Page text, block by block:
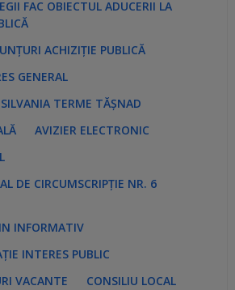
FAC OBIECTUL ADUCERII LA
ACHIZIȚIE PUBLICĂ
GENERAL
TERME TĂȘNAD
AVIZIER ELECTRONIC
DE CIRCUMSCRIPȚIE NR. 6
INFORMATIV
INTERES PUBLIC
VACANTE
CONSILIU LOCAL